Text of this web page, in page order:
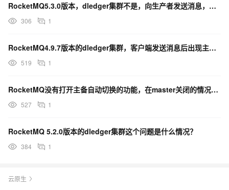
RocketMQ5.3.0版本，dledger集群不是，向生产者发送消息，为什么不触发主从同步啊？
306 1
RocketMQ4.9.7版本的dledger集群，客户端发送消息后出现主从节点消息不同步了如何解决
519 1
RocketMQ没有打开主备自动切换的功能，在master关闭的情况下slave会报一个WARN？
527 1
RocketMQ 5.2.0版本的dledger集群这个问题是什么情况？
384 1
云原生